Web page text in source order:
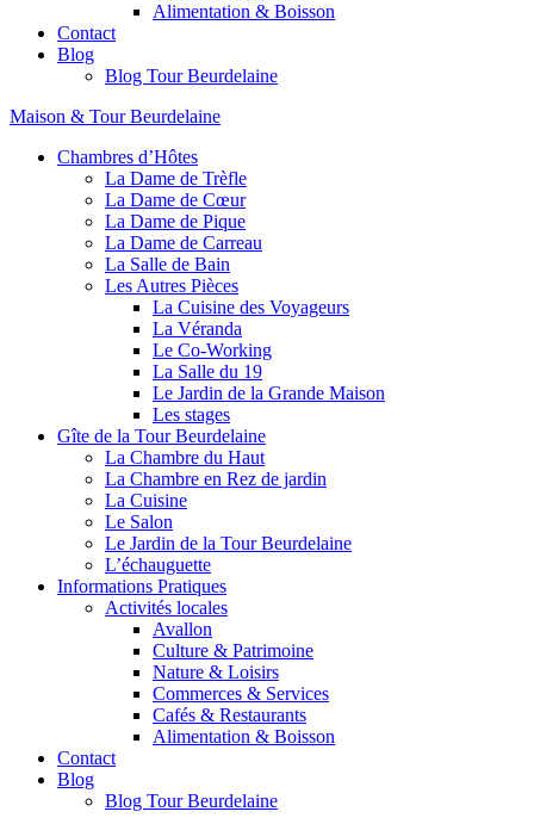
Alimentation & Boisson
Contact
Blog
Blog Tour Beurdelaine
Maison & Tour Beurdelaine
Chambres d’Hôtes
La Dame de Trèfle
La Dame de Cœur
La Dame de Pique
La Dame de Carreau
La Salle de Bain
Les Autres Pièces
La Cuisine des Voyageurs
La Véranda
Le Co-Working
La Salle du 19
Le Jardin de la Grande Maison
Les stages
Gîte de la Tour Beurdelaine
La Chambre du Haut
La Chambre en Rez de jardin
La Cuisine
Le Salon
Le Jardin de la Tour Beurdelaine
L’échauguette
Informations Pratiques
Activités locales
Avallon
Culture & Patrimoine
Nature & Loisirs
Commerces & Services
Cafés & Restaurants
Alimentation & Boisson
Contact
Blog
Blog Tour Beurdelaine